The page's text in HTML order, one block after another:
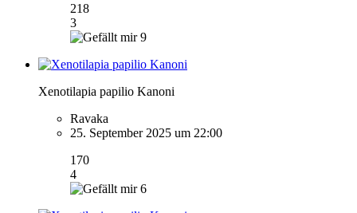
218
3
9
Xenotilapia papilio Kanoni
Ravaka
25. September 2025 um 22:00
170
4
6